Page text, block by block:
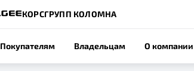
КОРСГРУПП КОЛОМНА
Покупателям Владельцам О компании